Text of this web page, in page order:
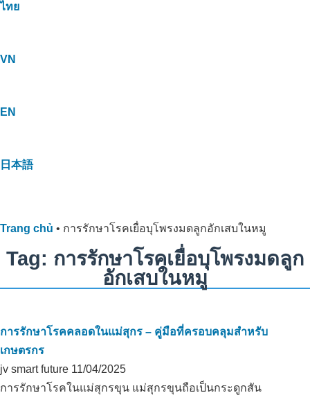
ไทย
VN
EN
日本語
Trang chủ • การรักษาโรคเยื่อบุโพรงมดลูกอักเสบในหมู
Tag: การรักษาโรคเยื่อบุโพรงมดลูก
อักเสบในหมู
การรักษาโรคคลอดในแม่สุกร – คู่มือที่ครอบคลุมสำหรับ
เกษตรกร
jv smart future 11/04/2025
การรักษาโรคในแม่สุกรขุน แม่สุกรขุนถือเป็นกระดูกสัน